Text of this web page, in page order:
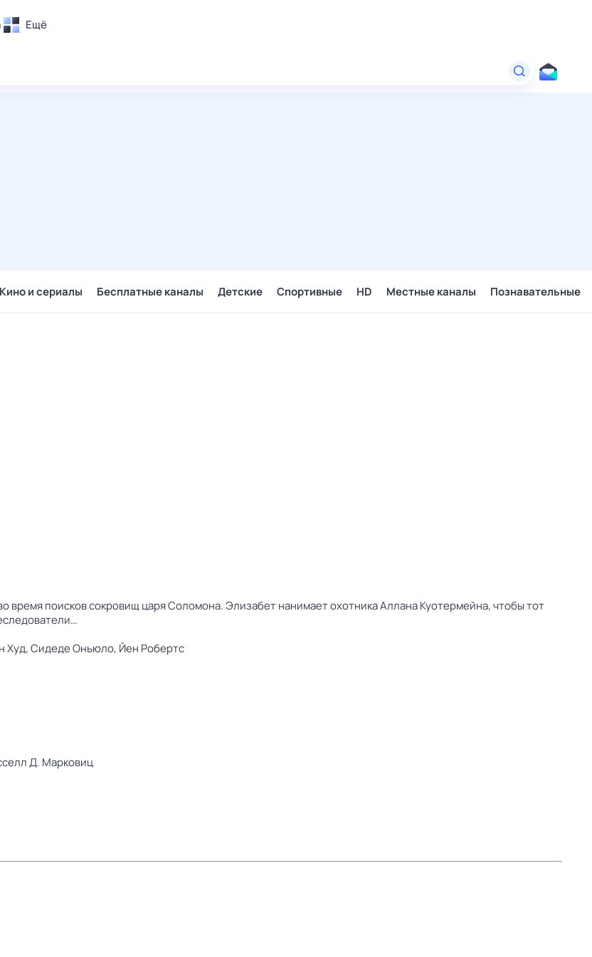
Ещё
Кино и сериалы Бесплатные каналы Детские Спортивные HD Местные каналы Познавательные
поисков сокровищ царя Соломона. Элизабет нанимает охотника Аллана Куотермейна, чтобы тот
Худ,Сидеде Оньюло, Йен Робертс
Д. Марковиц